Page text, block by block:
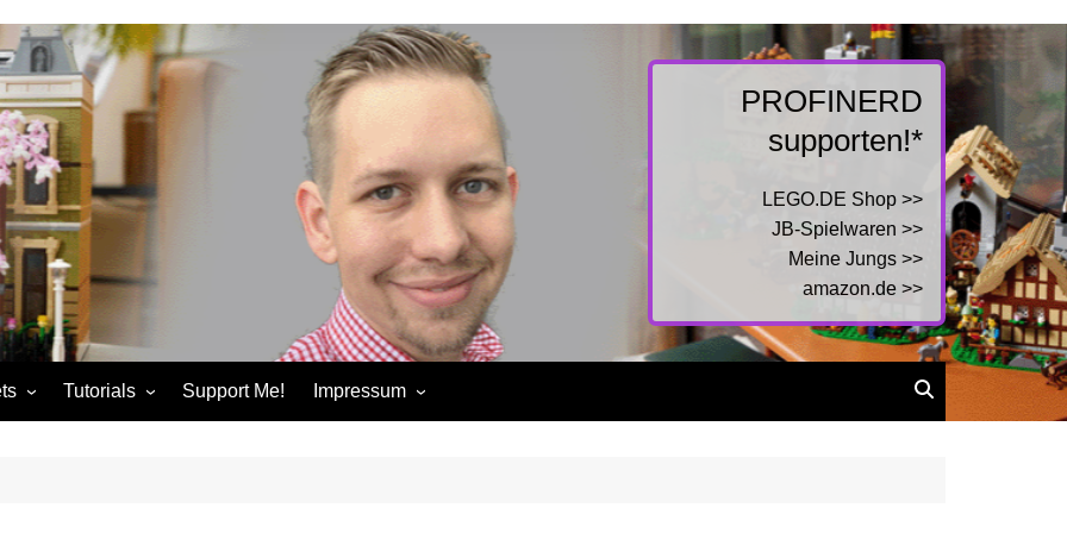
PROFINERD
supporten!*
LEGO.DE Shop >>
JB-Spielwaren >>
Meine Jungs >>
amazon.de >>
Tutorials Support Me! Impressum